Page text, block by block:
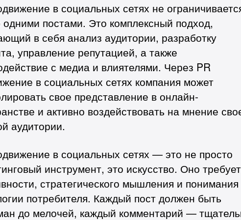
в социальных сетях не
одними постами. Это комплексный подход,
в себя анализ аудитории, разработку
управление репутацией, а также
с медиа и влиятелями. Через PR
в социальных сетях компания может
свое представление в онлайн-
и активно воздействовать на мнение
аудитории.
в социальных сетях — это не просто
инструмент, это искусство. Оно требует
стратегического мышления и понимания
потребителя. Каждый пост должен быть
до мелочей, каждый комментарий —